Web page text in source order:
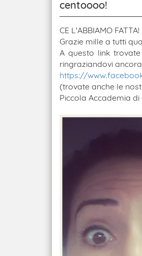
centoooo!
CE L'ABBIAMO FATTA!
Grazie mille a tutti
A questo link
ringraziandovi
https://
(trovate anche le
Piccola Accademia